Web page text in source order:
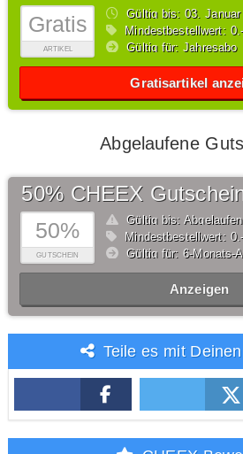
Gratis
ARTIKEL
Gültig bis: 03.Januar
Mindestbestellwert:
Gültig für: Jahresabo
Gratisartikel
Abgelaufene
50%
GUTSCHEIN
50% CHEEX
Gültig bis: Abgelaufen
Mindestbestellwert:
Gültig für: 6-Monats-
Anzeigen
Teile es mit